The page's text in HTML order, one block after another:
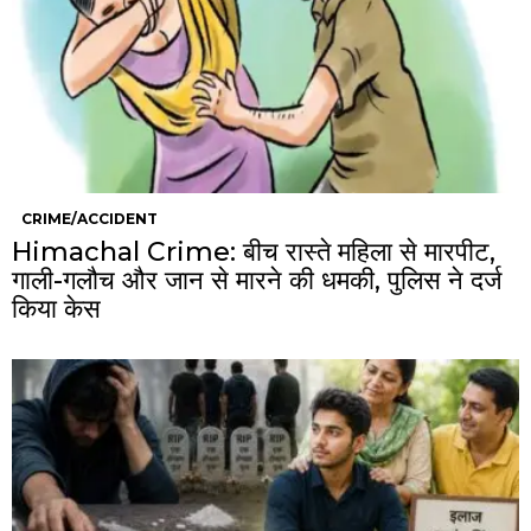
CRIME/ACCIDENT
Himachal Crime: बीच रास्ते महिला से मारपीट,
गाली-गलौच और जान से मारने की धमकी, पुलिस ने दर्ज
किया केस